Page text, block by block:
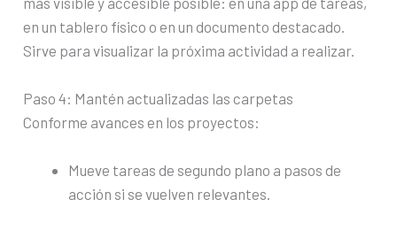
en un tablero físico o en un documento destacado.
Sirve para visualizar la próxima actividad a realizar.
Paso 4: Mantén actualizadas las carpetas
Conforme avances en los proyectos:
Mueve tareas de segundo plano a pasos de
acción si se vuelven relevantes.